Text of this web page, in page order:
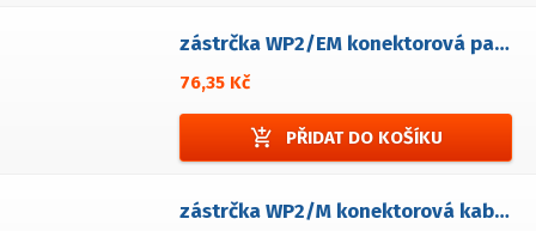
zástrčka WP2/EM konektorová panelová
76,35 Kč
add_shopping_cart PŘIDAT DO KOŠÍKU
zástrčka WP2/M konektorová kabelová